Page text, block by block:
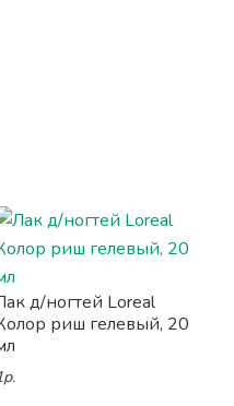
д/ногтей Loreal
риш гелевый, 20